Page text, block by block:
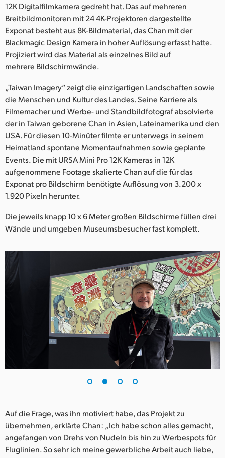
Korea
Mexico
Malaysia
New Zealand
Norway
Poland
Portugal
Singapore
Spain
Turkey
Ukraine
12K Digitalfilmkamera gedreht hat. Das auf mehreren
Breitbildmonitoren mit 24 4K-Projektoren dargestellte
Exponat besteht aus 8K-Bildmaterial, das Chan mit der
Blackmagic Design Kamera in hoher Auflösung erfasst hatte.
Projiziert wird das Material als einzelnes Bild auf
mehrere Bildschirmwände.
„Taiwan Imagery“ zeigt die einzigartigen Landschaften sowie
die Menschen und Kultur des Landes. Seine Karriere als
Filmemacher und Werbe- und Standbildfotograf absolvierte
der in Taiwan geborene Chan in Asien, Lateinamerika und den
USA. Für diesen 10-Minüter filmte er unterwegs in seinem
Heimatland spontane Momentaufnahmen sowie geplante
Events. Die mit URSA Mini Pro 12K Kameras in 12K
aufgenommene Footage skalierte Chan auf die für das
Exponat pro Bildschirm benötigte Auflösung von 3.200 x
1.920 Pixeln herunter.
Die jeweils knapp 10 x 6 Meter großen Bildschirme füllen drei
Wände und umgeben Museumsbesucher fast komplett.
Auf die Frage, was ihn motiviert habe, das Projekt zu
übernehmen, erklärte Chan: „Ich habe schon alles gemacht,
angefangen von Drehs von Nudeln bis hin zu Werbespots für
Fluglinien. So sehr ich meine gewerbliche Arbeit auch liebe,